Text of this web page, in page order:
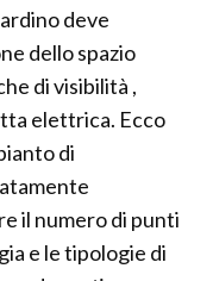
deve
dello spazio
di visibilità ,
elettrica. Ecco
di
il numero di punti
e le tipologie di